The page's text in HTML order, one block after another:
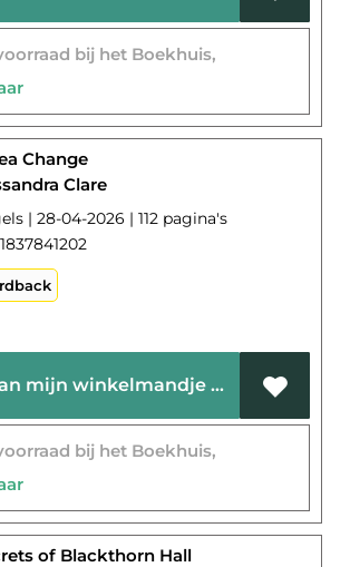
bij het Boekhuis,
Change
Clare
| 28-04-2026 | 112 pagina's
Voeg toe aan mijn winkelmandje
bij het Boekhuis,
of Blackthorn Hall